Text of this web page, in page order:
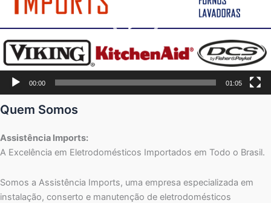
00:00 01:05
Quem Somos
Assistência Imports:
A Excelência em Eletrodomésticos Importados em Todo o Brasil.
Somos a Assistência Imports, uma empresa especializada em
instalação, conserto e manutenção de eletrodomésticos